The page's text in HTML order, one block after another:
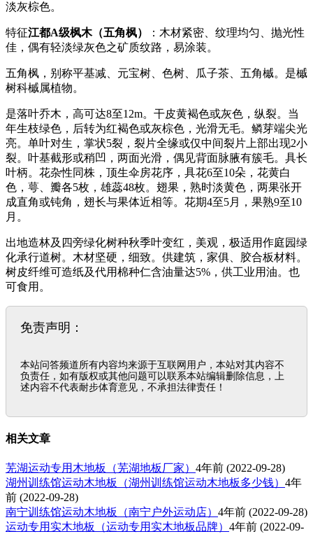
淡灰棕色。
特征江都A级枫木（五角枫）
：木材紧密、纹理均匀、抛光性
佳，偶有轻淡绿灰色之矿质纹路，易涂装。
五角枫，别称平基减、元宝树、色树、瓜子茶、五角槭。是槭
树科槭属植物。
是落叶乔木，高可达8至12m。干皮黄褐色或灰色，纵裂。当
年生枝绿色，后转为红褐色或灰棕色，光滑无毛。鳞芽端尖光
亮。单叶对生，掌状5裂，裂片全缘或仅中间裂片上部出现2小
裂。叶基截形或稍凹，两面光滑，偶见背面脉腋有簇毛。具长
叶柄。花杂性同株，顶生伞房花序，具花6至10朵，花黄白
色，萼、瓣各5枚，雄蕊48枚。翅果，熟时淡黄色，两果张开
成直角或钝角，翅长与果体近相等。花期4至5月，果熟9至10
月。
出地造林及四旁绿化树种秋季叶变红，美观，极适用作庭园绿
化承行道树。木材坚硬，细致。供建筑，家俱、胶合板材料。
树皮纤维可造纸及代用棉种仁含油量达5%，供工业用油。也
可食用。
免责声明：
本站问答频道所有内容均来源于互联网用户，本站对其内容不
负责任，如有版权或其他问题可以联系本站编辑删除信息，上
述内容不代表耐步体育意见，不承担法律责任！
相关文章
芜湖运动专用木地板（芜湖地板厂家） 4年前 (2022-09-28)
湖州训练馆运动木地板（湖州训练馆运动木地板多少钱） 4年
前 (2022-09-28)
南宁训练馆运动木地板（南宁户外运动店） 4年前 (2022-09-28)
运动专用实木地板（运动专用实木地板品牌） 4年前 (2022-09-